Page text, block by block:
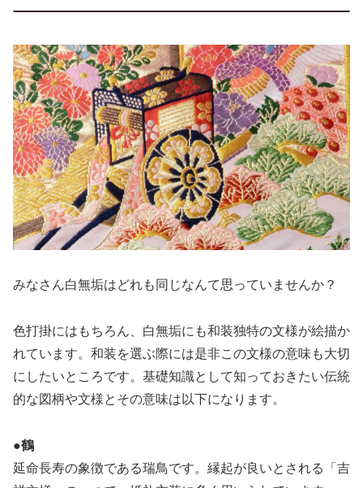
みなさん白無垢はどれも同じなんて思っていませんか？
色打掛にはもちろん、白無垢にも和装独特の文様が絵描か
れています。和装を選ぶ際には是非この文様の意味も大切
にしたいところです。基礎知識として知っておきたい伝統
的な図柄や文様とその意味は以下になります。
●鶴
延命長寿の象徴である瑞鳥です。縁起が良いとされる「吉